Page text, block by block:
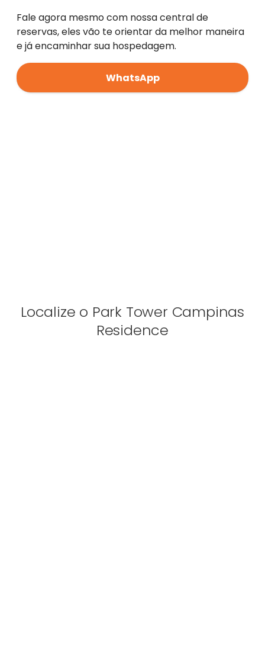
Fale agora mesmo com nossa central de
reservas, eles vão te orientar da melhor maneira
e já encaminhar sua hospedagem.
WhatsApp
Localize o Park Tower Campinas
Residence